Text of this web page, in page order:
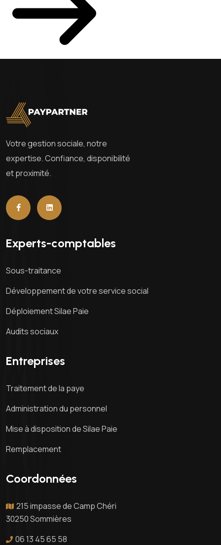
Votre gestion sociale, notre
expertise. Confiance, disponibilité
et proximité.
Experts-comptables
Sous-traitance
Développement de votre service social
Déploiement Silae Paie
Audits sociaux
Entreprises
Traitement de la paye
Administration du personnel
Mise à disposition de Silae Paie
Remplacement
Coordonnées
215 impasse de Camp Chéri
30250 Sommières
06 13 45 65 58